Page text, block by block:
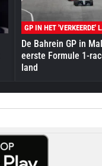
GP IN HET 'VERKEERDE'
De Bahrein GP in
eerste Formule 1-
land